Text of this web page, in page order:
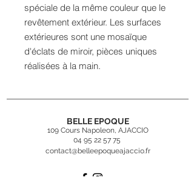
spéciale de la même couleur que le
revêtement extérieur. Les surfaces
extérieures sont une mosaïque
d'éclats de miroir, pièces uniques
réalisées à la main.
BELLE EPOQUE
109 Cours Napoleon, AJACCIO
04 95 22 57 75
contact@belleepoqueajaccio.fr